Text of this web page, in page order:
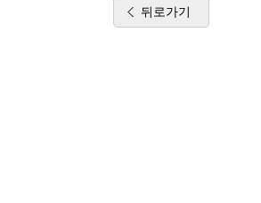
뒤로가기